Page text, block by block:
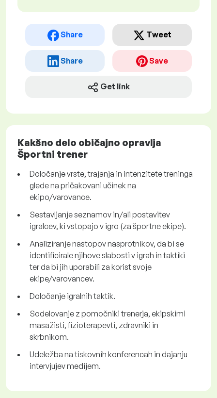
Share Tweet
Share Save
Get link
Kakšno delo običajno opravlja
Športni trener
Določanje vrste, trajanja in intenzitete treninga
glede na pričakovani učinek na
ekipo/varovance.
Sestavljanje seznamov in/ali postavitev
igralcev, ki vstopajo v igro (za športne ekipe).
Analiziranje nastopov nasprotnikov, da bi se
identificirale njihove slabosti v igrah in taktiki
ter da bi jih uporabili za korist svoje
ekipe/varovancev.
Določanje igralnih taktik.
Sodelovanje z pomočniki trenerja, ekipskimi
masažisti, fizioterapevti, zdravniki in
skrbnikom.
Udeležba na tiskovnih konferencah in dajanju
intervjujev medijem.